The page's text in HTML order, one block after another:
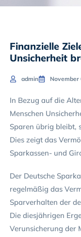
Finanzielle
Unsicherheit
admin November
In Bezug auf die
Menschen
Sparen übrig bleibt,
Dies zeigt das
Sparkassen- und
Der Deutsche
regelmäßig das
Sparverhalten der
Die diesjährigen
Verunsicherung der